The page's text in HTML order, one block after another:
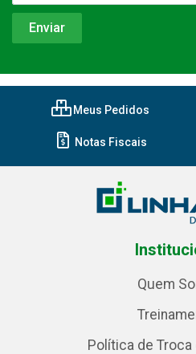
Meus Pedidos
Notas Fiscais
Quem
Política de